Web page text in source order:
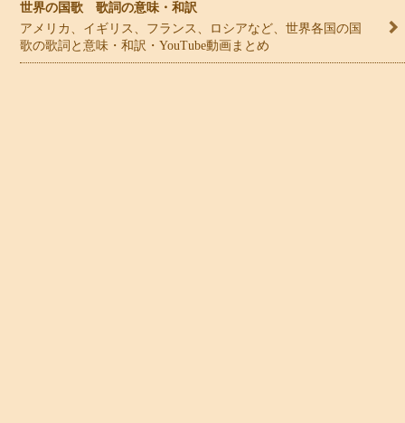
世界の国歌 歌詞の意味・和訳
アメリカ、イギリス、フランス、ロシアなど、世界各国の国
歌の歌詞と意味・和訳・YouTube動画まとめ